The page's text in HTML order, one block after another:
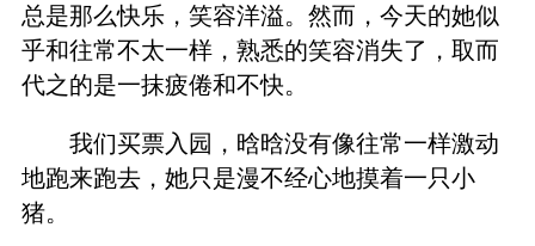
总是那么快乐，笑容洋溢。然而，今天的她似
乎和往常不太一样，熟悉的笑容消失了，取而
代之的是一抹疲倦和不快。
我们买票入园，晗晗没有像往常一样激动
地跑来跑去，她只是漫不经心地摸着一只小
猪。